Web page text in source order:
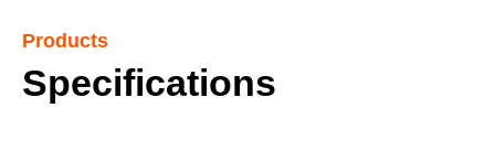
Products
Specifications